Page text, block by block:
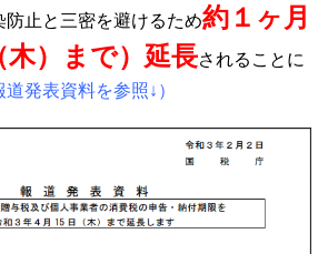
防止と三密を避けるため約１ヶ月
木）まで）延長されることに
道発表資料を参照↓）